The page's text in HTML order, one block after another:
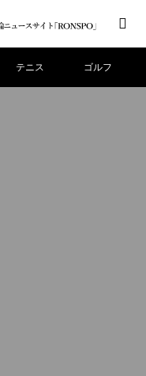
テニス ゴルフ